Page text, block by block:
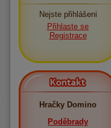
Nejste přihlášeni
Přihlaste se
Registrace
Kontakt
Hračky Domino
Poděbrady